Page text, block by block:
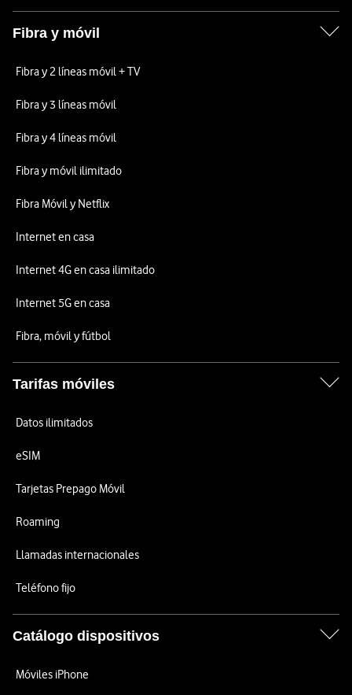
Fibra y móvil
Fibra y 2 líneas móvil + TV
Fibra y 3 líneas móvil
Fibra y 4 líneas móvil
Fibra y móvil ilimitado
Fibra Móvil y Netflix
Internet en casa
Internet 4G en casa ilimitado
Internet 5G en casa
Fibra, móvil y fútbol
Tarifas móviles
Datos ilimitados
eSIM
Tarjetas Prepago Móvil
Roaming
Llamadas internacionales
Teléfono fijo
Catálogo dispositivos
Móviles iPhone